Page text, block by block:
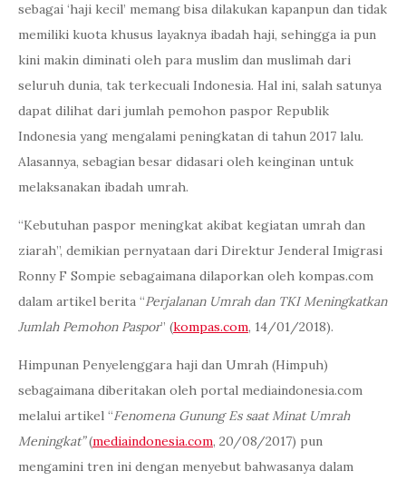
sebagai ‘haji kecil’ memang bisa dilakukan kapanpun dan tidak
memiliki kuota khusus layaknya ibadah haji, sehingga ia pun
kini makin diminati oleh para muslim dan muslimah dari
seluruh dunia, tak terkecuali Indonesia. Hal ini, salah satunya
dapat dilihat dari jumlah pemohon paspor Republik
Indonesia yang mengalami peningkatan di tahun 2017 lalu.
Alasannya, sebagian besar didasari oleh keinginan untuk
melaksanakan ibadah umrah.
“Kebutuhan paspor meningkat akibat kegiatan umrah dan
ziarah”, demikian pernyataan dari Direktur Jenderal Imigrasi
Ronny F Sompie sebagaimana dilaporkan oleh kompas.com
dalam artikel berita “Perjalanan Umrah dan TKI Meningkatkan
Jumlah Pemohon Paspor” (kompas.com, 14/01/2018).
Himpunan Penyelenggara haji dan Umrah (Himpuh)
sebagaimana diberitakan oleh portal mediaindonesia.com
melalui artikel “Fenomena Gunung Es saat Minat Umrah
Meningkat”(mediaindonesia.com, 20/08/2017) pun
mengamini tren ini dengan menyebut bahwasanya dalam